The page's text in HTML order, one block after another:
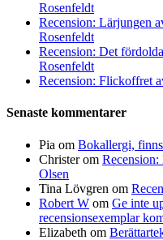
Rosenfeldt
Recension: Lärjungen
Rosenfeldt
Recension: Det
Rosenfeldt
Recension: Flickoffret
Senaste kommentarer
Pia om Bokallergi,
Christerom Recension:
Olsen
Tina Lövgren om
Robert W om Ge inte
recensionsexemplar
Elizabeth om